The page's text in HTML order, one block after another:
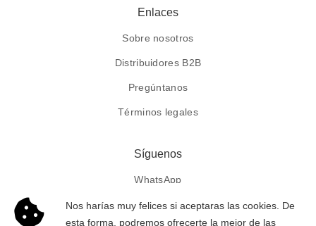
Enlaces
Sobre nosotros
Distribuidores B2B
Pregúntanos
Términos legales
Síguenos
WhatsApp
Facebook
Nos harías muy felices si aceptaras las cookies. De
esta forma, podremos ofrecerte la mejor de las